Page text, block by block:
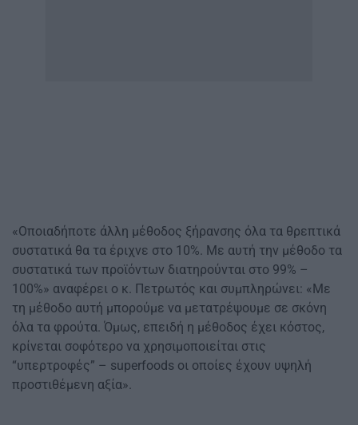
«Οποιαδήποτε άλλη μέθοδος ξήρανσης όλα τα θρεπτικά
συστατικά θα τα έριχνε στο 10%. Με αυτή την μέθοδο τα
συστατικά των προϊόντων διατηρούνται στο 99% –
100%» αναφέρει ο κ. Πετρωτός και συμπληρώνει: «Με
τη μέθοδο αυτή μπορούμε να μετατρέψουμε σε σκόνη
όλα τα φρούτα. Όμως, επειδή η μέθοδος έχει κόστος,
κρίνεται σοφότερο να χρησιμοποιείται στις
“υπερτροφές” – superfoods οι οποίες έχουν υψηλή
προστιθέμενη αξία».